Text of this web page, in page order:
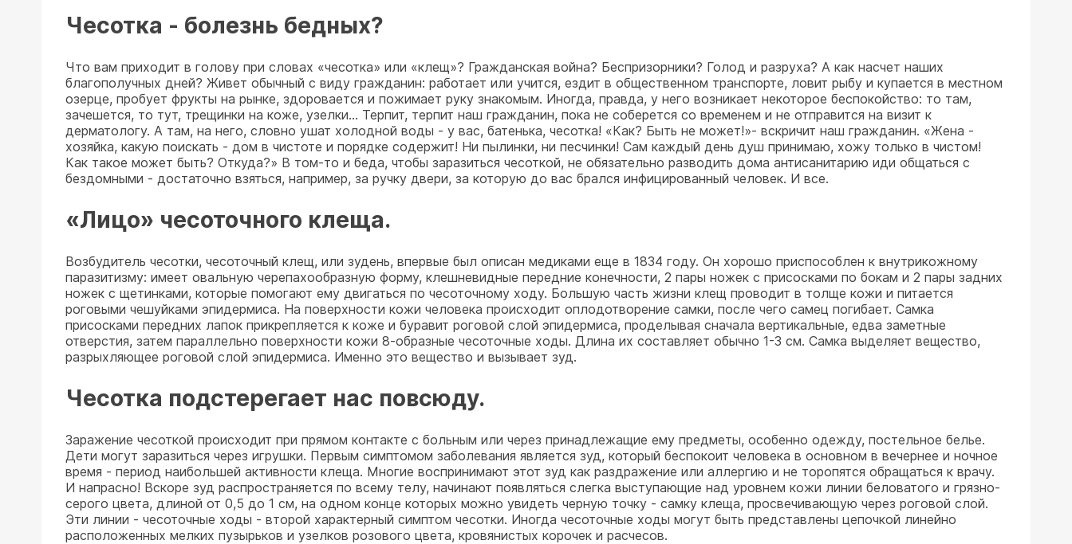
Чесотка - болезнь бедных?
Что вам приходит в голову при словах «чесотка» или «клещ»? Гражданская война? Беспризорники? Голод и разруха? А как насчет наших
благополучных дней? Живет обычный с виду гражданин: работает или учится, ездит в общественном транспорте, ловит рыбу и купается в местном
озерце, пробует фрукты на рынке, здоровается и пожимает руку знакомым. Иногда, правда, у него возникает некоторое беспокойство: то там,
зачешется, то тут, трещинки на коже, узелки... Терпит, терпит наш гражданин, пока не соберется со временем и не отправится на визит к
дерматологу. А там, на него, словно ушат холодной воды - у вас, батенька, чесотка! «Как? Быть не может!»- вскричит наш гражданин. «Жена -
хозяйка, какую поискать - дом в чистоте и порядке содержит! Ни пылинки, ни песчинки! Сам каждый день душ принимаю, хожу только в чистом!
Как такое может быть? Откуда?» В том-то и беда, чтобы заразиться чесоткой, не обязательно разводить дома антисанитарию иди общаться с
бездомными - достаточно взяться, например, за ручку двери, за которую до вас брался инфицированный человек. И все.
«Лицо» чесоточного клеща.
Возбудитель чесотки, чесоточный клещ, или зудень, впервые был описан медиками еще в 1834 году. Он хорошо приспособлен к внутрикожному
паразитизму: имеет овальную черепахообразную форму, клешневидные передние конечности, 2 пары ножек с присосками по бокам и 2 пары задних
ножек с щетинками, которые помогают ему двигаться по чесоточному ходу. Большую часть жизни клещ проводит в толще кожи и питается
роговыми чешуйками эпидермиса. На поверхности кожи человека происходит оплодотворение самки, после чего самец погибает. Самка
присосками передних лапок прикрепляется к коже и буравит роговой слой эпидермиса, проделывая сначала вертикальные, едва заметные
отверстия, затем параллельно поверхности кожи 8-образные чесоточные ходы. Длина их составляет обычно 1-3 см. Самка выделяет вещество,
разрыхляющее роговой слой эпидермиса. Именно это вещество и вызывает зуд.
Чесотка подстерегает нас повсюду.
Заражение чесоткой происходит при прямом контакте с больным или через принадлежащие ему предметы, особенно одежду, постельное белье.
Дети могут заразиться через игрушки. Первым симптомом заболевания является зуд, который беспокоит человека в основном в вечернее и ночное
время - период наибольшей активности клеща. Многие воспринимают этот зуд как раздражение или аллергию и не торопятся обращаться к врачу.
И напрасно! Вскоре зуд распространяется по всему телу, начинают появляться слегка выступающие над уровнем кожи линии беловатого и грязно-
серого цвета, длиной от 0,5 до 1 см, на одном конце которых можно увидеть черную точку - самку клеща, просвечивающую через роговой слой.
Эти линии - чесоточные ходы - второй характерный симптом чесотки. Иногда чесоточные ходы могут быть представлены цепочкой линейно
расположенных мелких пузырьков и узелков розового цвета, кровянистых корочек и расчесов.